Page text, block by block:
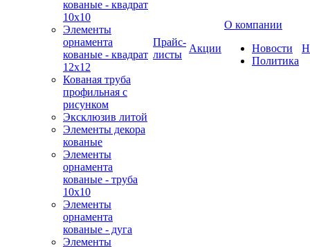
кованые - квадрат
10х10
Элементы
орнамента
кованые - квадрат
12х12
Кованая труба
профильная с
рисунком
Эксклюзив литой
Элементы декора
кованые
Элементы
орнамента
кованые - труба
10х10
Элементы
орнамента
кованые - дуга
Элементы
Прайс-
листы
Акции
О компании
Новости
Политика